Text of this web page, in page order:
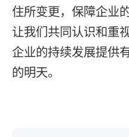
住所变更，保障企业
让我们共同认识和重
企业的持续发展提供
的明天。